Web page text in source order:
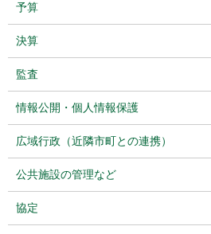
予算
決算
監査
情報公開・個人情報保護
広域行政（近隣市町との連携）
公共施設の管理など
協定